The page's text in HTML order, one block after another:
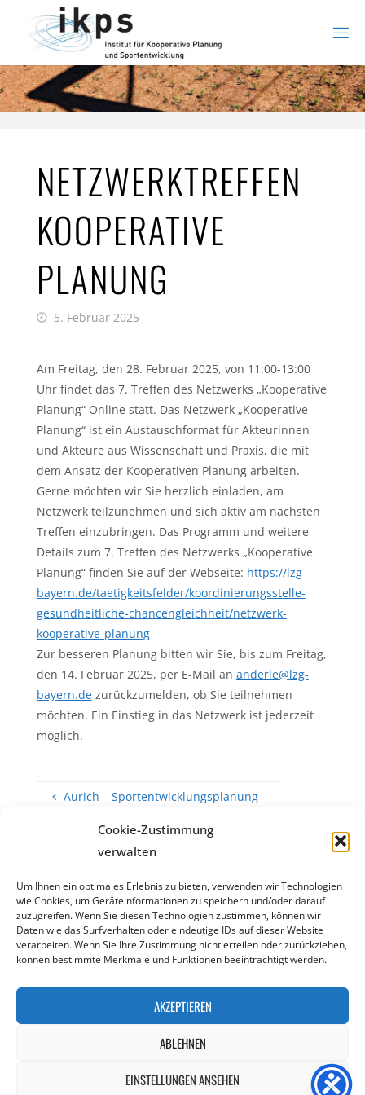
Cookie-Zustimmung
verwalten
Um Ihnen ein optimales Erlebnis zu bieten, verwenden wir Technologien
wie Cookies, um Geräteinformationen zu speichern und/oder darauf
zuzugreifen. Wenn Sie diesen Technologien zustimmen, können wir
Daten wie das Surfverhalten oder eindeutige IDs auf dieser Website
verarbeiten. Wenn Sie Ihre Zustimmung nicht erteilen oder zurückziehen,
können bestimmte Merkmale und Funktionen beeinträchtigt werden.
AKZEPTIEREN
ABLEHNEN
EINSTELLUNGEN ANSEHEN
springen
NETZWERKTREFFEN
KOOPERATIVE
PLANUNG
5. Februar 2025
Am Freitag, den 28. Februar 2025, von 11:00-13:00
Uhr findet das 7. Treffen des Netzwerks „Kooperative
Planung“ Online statt. Das Netzwerk „Kooperative
Planung“ ist ein Austauschformat für Akteurinnen
und Akteure aus Wissenschaft und Praxis, die mit
dem Ansatz der Kooperativen Planung arbeiten.
Gerne möchten wir Sie herzlich einladen, am
Netzwerk teilzunehmen und sich aktiv am nächsten
Treffen einzubringen. Das Programm und weitere
Details zum 7. Treffen des Netzwerks „Kooperative
Planung“ finden Sie auf der Webseite: https://lzg-
bayern.de/taetigkeitsfelder/koordinierungsstelle-
gesundheitliche-chancengleichheit/netzwerk-
kooperative-planung
Zur besseren Planung bitten wir Sie, bis zum Freitag,
den 14. Februar 2025, per E-Mail an anderle@lzg-
bayern.dezurückzumelden, ob Sie teilnehmen
möchten. Ein Einstieg in das Netzwerk ist jederzeit
möglich.
Aurich – Sportentwicklungsplanung
Cuxhaven – Aktualisierung der
Sportstättenentwicklungsplanung
KONTAKT | NEWSLETTER | ARCHIV | IMPRESSUM |
DATENSCHUTZERKLÄRUNG | COOKIE-RICHTLINIE (EU)
©2002-2026 ikps - Institut für Kooperative Planung und
Sportentwicklung
Präsentiert vonFluida&WordPress.